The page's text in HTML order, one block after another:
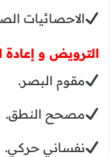
الاحصائيات
الترويض و إعادة
مقوم البصر.
مصحح النطق.
نفساني حركي.